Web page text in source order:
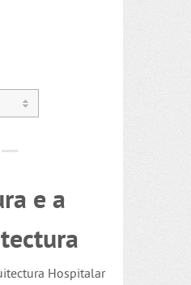
e a
Hospitalar